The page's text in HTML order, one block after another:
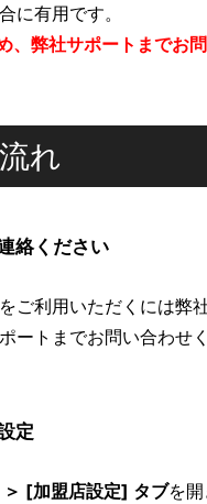
に有用です。
弊社サポートまでお
れ
絡ください
ご利用いただくには弊
ートまでお問い合わせく
定
＞ [加盟店設定] タブを開